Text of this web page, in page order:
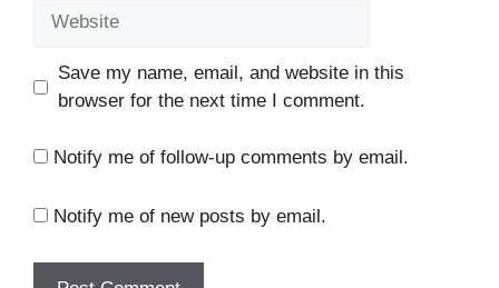
Save my name, email, and website in this
browser for the next time I comment.
Notify me of follow-up comments by email.
Notify me of new posts by email.